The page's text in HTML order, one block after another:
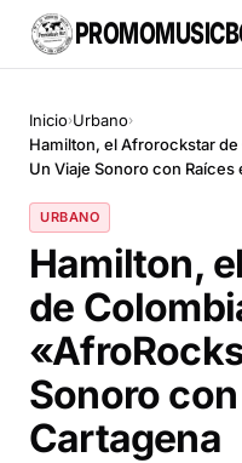
Inicio›Urbano›
Hamilton, el Afrorockstar
Un Viaje Sonoro con Raíces
URBANO
Hamilton,
de
Sonoro
Cartagena